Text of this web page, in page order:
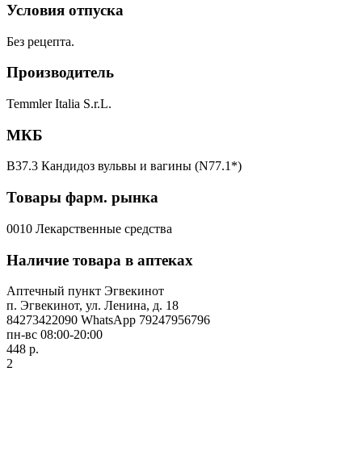
Условия отпуска
Без рецепта.
Производитель
Temmler Italia S.r.L.
МКБ
B37.3 Кандидоз вульвы и вагины (N77.1*)
Товары фарм. рынка
0010 Лекарственные средства
Наличие товара в аптеках
Аптечный пункт Эгвекинот
п. Эгвекинот, ул. Ленина, д. 18
84273422090 WhatsApp 79247956796
пн-вс 08:00-20:00
448 р.
2